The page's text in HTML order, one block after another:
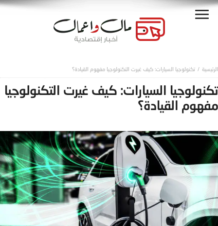
تكنولوجيا السيارات: كيف غيرت التكنولوجيا مفهوم القيادة؟
تكنولوجيا السيارات: كيف غيرت التكنولوجيا
مفهوم القيادة؟